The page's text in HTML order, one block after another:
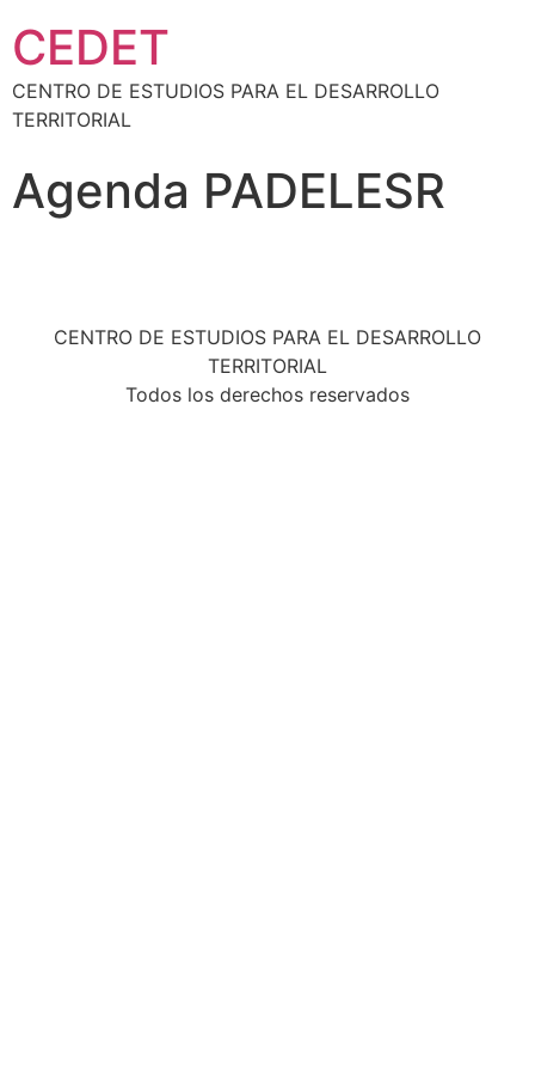
CEDET
CENTRO DE ESTUDIOS PARA EL DESARROLLO
TERRITORIAL
Agenda PADELESR
CENTRO DE ESTUDIOS PARA EL DESARROLLO
TERRITORIAL
Todos los derechos reservados